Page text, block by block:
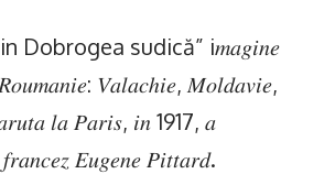
Dobrogea sudică” i𝑚𝑎𝑔𝑖𝑛𝑒
𝑉𝑎𝑙𝑎𝑐ℎ𝑖𝑒, 𝑀𝑜𝑙𝑑𝑎𝑣𝑖𝑒,
𝑙𝑎 𝑃𝑎𝑟𝑖𝑠, 𝑖𝑛 1917, 𝑎
𝐸𝑢𝑔𝑒𝑛𝑒 𝑃𝑖𝑡𝑡𝑎𝑟𝑑.